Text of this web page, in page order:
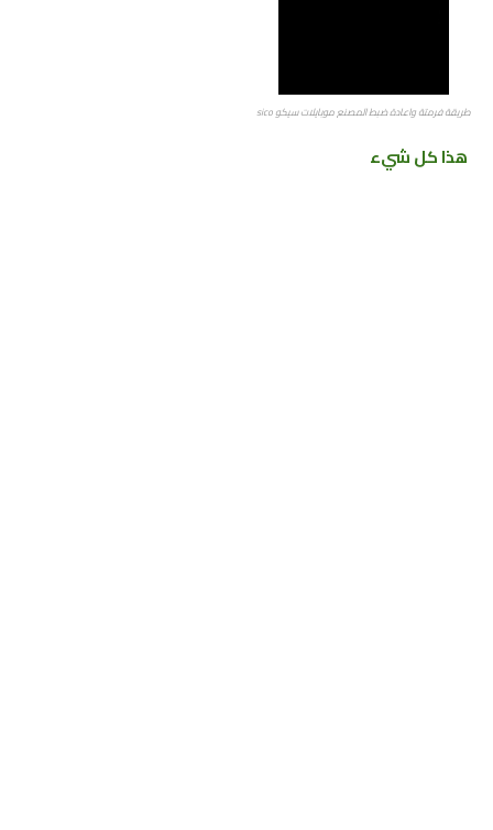
طريقة فرمتة واعادة ضبط المصنع موبايلات سيكو sico
هذا كل شيء